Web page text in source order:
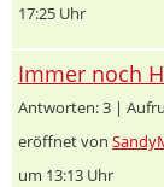
17:25 Uhr
Immer noch
Antworten: 3 |
eröffnet von
um 13:13 Uhr